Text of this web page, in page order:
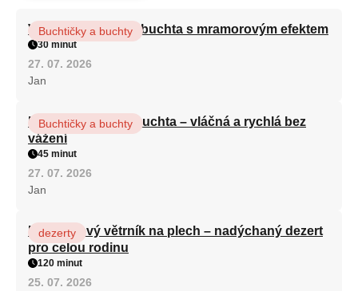
Vláčná olejová litá buchta s mramorovým efektem
Buchtičky a buchty
30 minut
27. 07. 2026
Jan
Hrnková maková buchta – vláčná a rychlá bez
vážení
Buchtičky a buchty
45 minut
27. 07. 2026
Jan
Karamelový větrník na plech – nadýchaný dezert
pro celou rodinu
dezerty
120 minut
25. 07. 2026